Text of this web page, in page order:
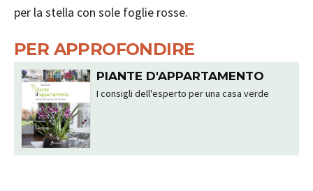
per la stella con sole foglie rosse.
PER APPROFONDIRE
PIANTE D'APPARTAMENTO
I consigli dell'esperto per una casa verde